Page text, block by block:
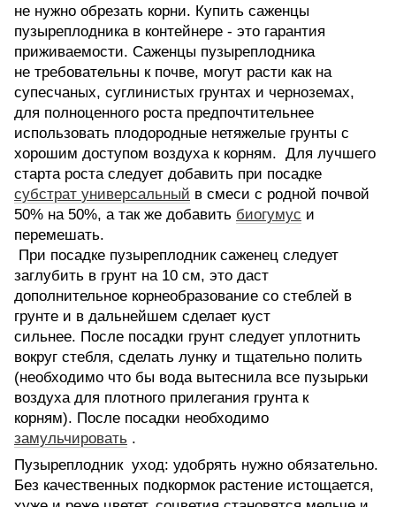
не нужно обрезать корни. Купить саженцы
пузыреплодника в контейнере - это гарантия
приживаемости. Саженцы пузыреплодника
не требовательны к почве, могут расти как на
супесчаных, суглинистых грунтах и черноземах,
для полноценного роста предпочтительнее
использовать плодородные нетяжелые грунты с
хорошим доступом воздуха к корням. Для лучшего
старта роста следует добавить при посадке
субстрат универсальный в смеси с родной почвой
50% на 50%, а так же добавить биогумус и
перемешать.
При посадке пузыреплодник саженец следует
заглубить в грунт на 10 см, это даст
дополнительное корнеобразование со стеблей в
грунте и в дальнейшем сделает куст
сильнее. После посадки грунт следует уплотнить
вокруг стебля, сделать лунку и тщательно полить
(необходимо что бы вода вытеснила все пузырьки
воздуха для плотного прилегания грунта к
корням). После посадки необходимо
замульчировать .
Пузыреплодник уход: удобрять нужно обязательно.
Без качественных подкормок растение истощается,